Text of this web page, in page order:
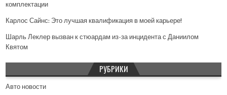
комплектации
Карлос Сайнс: Это лучшая квалификация в моей карьере!
Шарль Леклер вызван к стюардам из-за инцидента с Даниилом
Квятом
РУБРИКИ
Авто новости